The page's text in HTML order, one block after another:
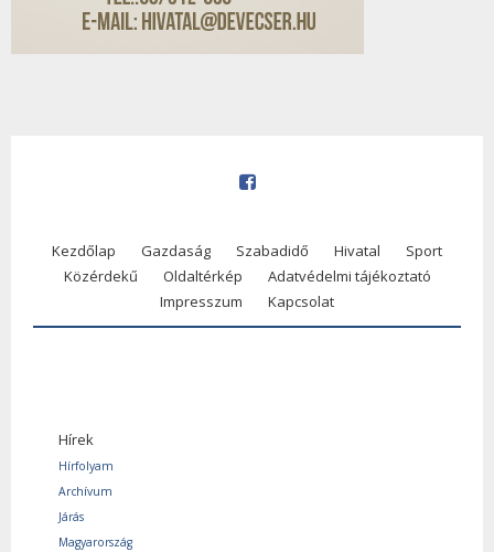
Kezdőlap Gazdaság Szabadidő Hivatal
Sport
Közérdekű
Oldaltérkép
Adatvédelmi tájékoztató
Impresszum
Kapcsolat
Hírek
Hírfolyam
Archívum
Járás
Magyarország